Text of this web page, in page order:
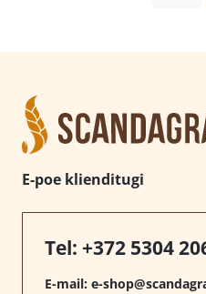
E-poe klienditugi
Tel: +372 5304
E-mail: e-